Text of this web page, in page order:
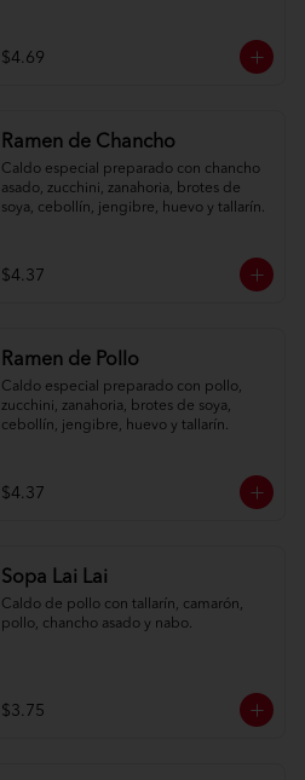
$4.69
Ramen de Chancho
Caldo especial preparado con chancho
asado, zucchini, zanahoria, brotes de
soya, cebollín, jengibre, huevo y tallarín.
$4.37
Ramen de Pollo
Caldo especial preparado con pollo,
zucchini, zanahoria, brotes de soya,
cebollín, jengibre, huevo y tallarín.
$4.37
Sopa Lai Lai
Caldo de pollo con tallarín, camarón,
pollo, chancho asado y nabo.
$3.75